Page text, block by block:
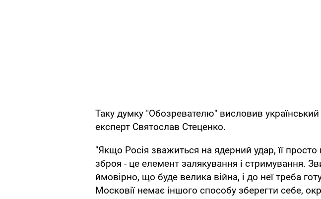
Таку думку "Обозревателю" висловив український
експерт Святослав Стеценко.
"Якщо Росія зважиться на ядерний удар, її
зброя - це елемент залякування і стримування.
ймовірно, що буде велика війна, і до неї треба
Московії немає іншого способу зберегти себе,